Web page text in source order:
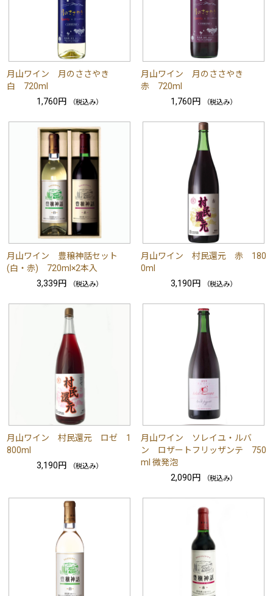
月山ワイン 月のささやき
白 720ml
1,760円
（税込み）
月山ワイン 月のささやき
赤 720ml
1,760円
（税込み）
月山ワイン 豊穣神話セット
(白・赤) 720ml×2本入
3,339円
（税込み）
月山ワイン 村民還元 赤 180
0ml
3,190円
（税込み）
月山ワイン 村民還元 ロゼ 1
800ml
3,190円
（税込み）
月山ワイン ソレイユ・ルバ
ン ロザートフリッザンテ 750
ml 微発泡
2,090円
（税込み）